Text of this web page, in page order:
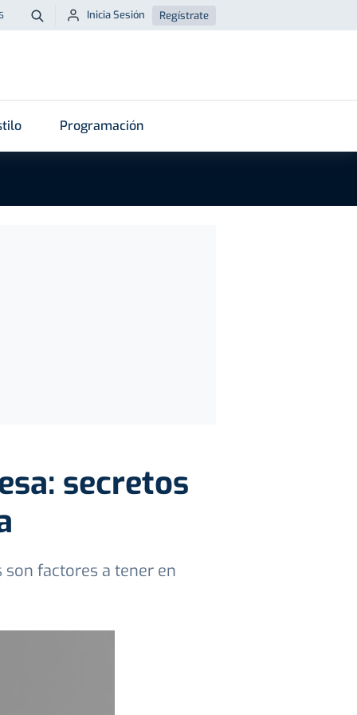
Buscar
Inicia Sesión Regístrate
Programación
secretos
factores a tener en